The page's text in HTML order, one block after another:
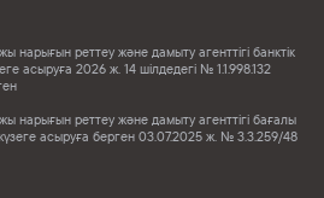
нарығын реттеу және дамыту агенттігі банктік
асыруға 2026 ж. 14 шілдедегі № 1.1.998.132
нарығын реттеу және дамыту агенттігі бағалы
асыруға берген 03.07.2025 ж. № 3.3.259/48